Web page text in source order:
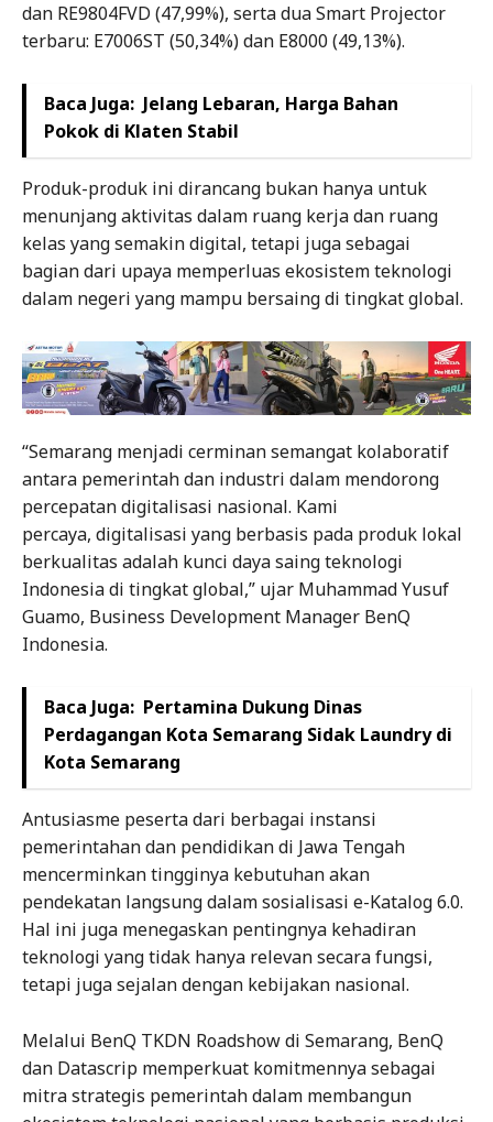
dan RE9804FVD (47,99%), serta dua Smart Projector
terbaru: E7006ST (50,34%) dan E8000 (49,13%).
Baca Juga: Jelang Lebaran, Harga Bahan
Pokok di Klaten Stabil
Produk-produk ini dirancang bukan hanya untuk
menunjang aktivitas dalam ruang kerja dan ruang
kelas yang semakin digital, tetapi juga sebagai
bagian dari upaya memperluas ekosistem teknologi
dalam negeri yang mampu bersaing di tingkat global.
“Semarang menjadi cerminan semangat kolaboratif
antara pemerintah dan industri dalam mendorong
percepatan digitalisasi nasional. Kami
percaya, digitalisasi yang berbasis pada produk lokal
berkualitas adalah kunci daya saing teknologi
Indonesia di tingkat global,” ujar Muhammad Yusuf
Guamo, Business Development Manager BenQ
Indonesia.
Baca Juga: Pertamina Dukung Dinas
Perdagangan Kota Semarang Sidak Laundry di
Kota Semarang
Antusiasme peserta dari berbagai instansi
pemerintahan dan pendidikan di Jawa Tengah
mencerminkan tingginya kebutuhan akan
pendekatan langsung dalam sosialisasi e-Katalog 6.0.
Hal ini juga menegaskan pentingnya kehadiran
teknologi yang tidak hanya relevan secara fungsi,
tetapi juga sejalan dengan kebijakan nasional.
Melalui BenQ TKDN Roadshow di Semarang, BenQ
dan Datascrip memperkuat komitmennya sebagai
mitra strategis pemerintah dalam membangun